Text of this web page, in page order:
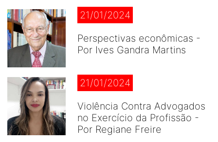
21/01/2024
Perspectivas econômicas -
Por Ives Gandra Martins
21/01/2024
Violência Contra Advogados
no Exercício da Profissão -
Por Regiane Freire